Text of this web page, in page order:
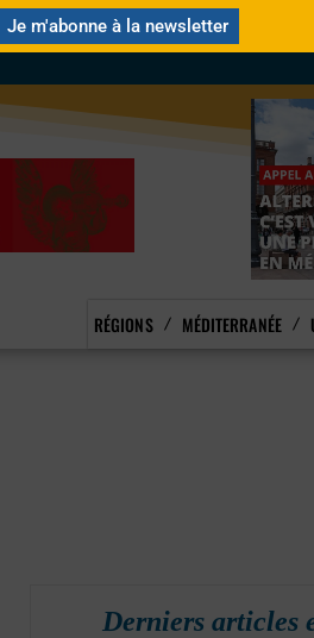
RÉGIONS MÉDITERRANÉE
Derniers articles